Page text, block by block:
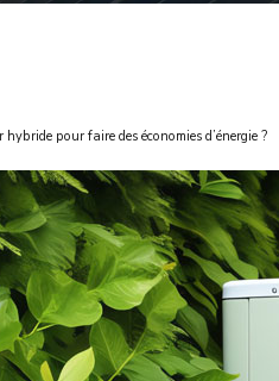
pour faire des économies d’énergie ?